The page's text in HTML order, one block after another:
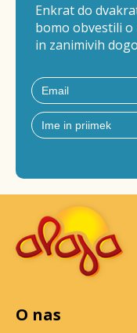
Enkrat do
bomo obvestili
in zanimivih
O nas